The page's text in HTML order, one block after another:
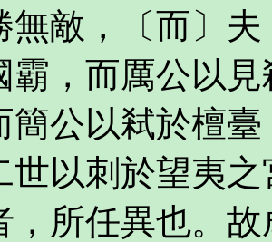
無敵，〔而〕
霸，而厲公以
簡公以弒於檀
世以刺於望夷
，所任異也。